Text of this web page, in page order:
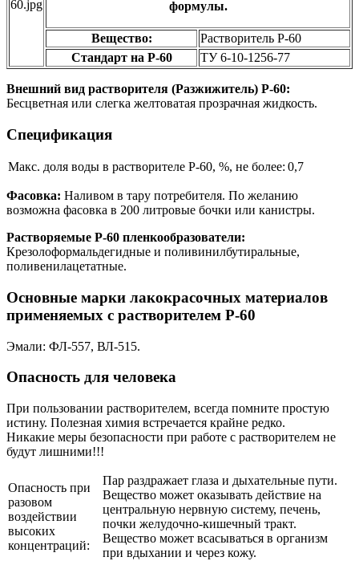
формулы.
Вещество:
Растворитель Р-60
Стандарт на Р-60
ТУ 6-10-1256-77
Внешний вид растворителя (Разжижитель) Р-60:
Бесцветная или слегка желтоватая прозрачная жидкость.
Спецификация
Макс. доля воды в растворителе Р-60, %, не более: 0,7
Фасовка: Наливом в тару потребителя. По желанию
возможна фасовка в 200 литровые бочки или канистры.
Растворяемые Р-60 пленкообразователи:
Крезолоформальдегидные и поливинилбутиральные,
поливенилацетатные.
Основные марки лакокрасочных материалов
применяемых с растворителем Р-60
Эмали: ФЛ-557, ВЛ-515.
Опасность для человека
При пользовании растворителем, всегда помните простую
истину. Полезная химия встречается крайне редко.
Никакие меры безопасности при работе с растворителем не
будут лишними!!!
Опасность при
разовом
воздействии
высоких
концентраций:
Пар раздражает глаза и дыхательные пути.
Вещество может оказывать действие на
центральную нервную систему, печень,
почки желудочно-кишечный тракт.
Вещество может всасываться в организм
при вдыхании и через кожу.